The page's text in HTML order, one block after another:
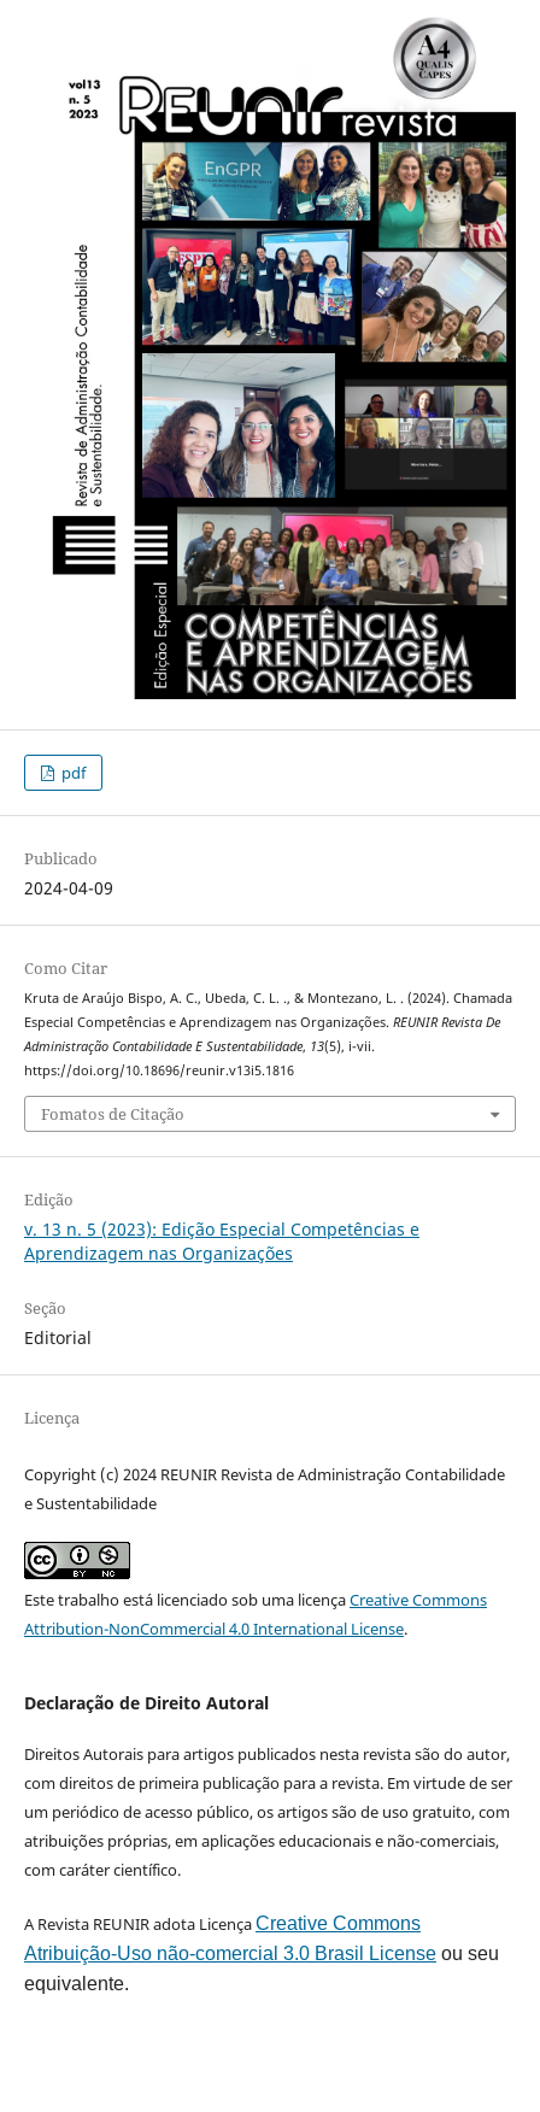
pdf
Publicado
2024-04-09
Como Citar
Kruta de Araújo Bispo, A. C., Ubeda, C. L. ., & Montezano, L. . (2024). Chamada
Especial Competências e Aprendizagem nas Organizações. REUNIR Revista De
Administração Contabilidade E Sustentabilidade, 13(5), i-vii.
https://doi.org/10.18696/reunir.v13i5.1816
Fomatos de Citação
Edição
v. 13 n. 5 (2023): Edição Especial Competências e
Aprendizagem nas Organizações
Seção
Editorial
Licença
Copyright (c) 2024 REUNIR Revista de Administração Contabilidade
e Sustentabilidade
Este trabalho está licenciado sob uma licençaCreative Commons
Attribution-NonCommercial 4.0 International License.
Declaração de Direito Autoral
Direitos Autorais para artigos publicados nesta revista são do autor,
com direitos de primeira publicação para a revista. Em virtude de ser
um periódico de acesso público, os artigos são de uso gratuito, com
atribuições próprias, em aplicações educacionais e não-comerciais,
com caráter científico.
A Revista REUNIR adota LicençaCreative Commons
Atribuição-Uso não-comercial 3.0 Brasil Licenseou seu
equivalente.